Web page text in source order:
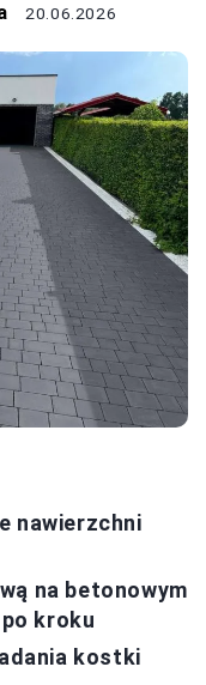
20.06.2026
nawierzchni
na betonowym
kroku
kostki